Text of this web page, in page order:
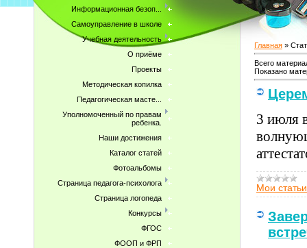
Информационная безоп...
Самоуправление в школе
Учебная деятельность
О приёме
Проекты
Методическая копилка
Педагогическая масте...
Уполномоченный по правам
ребенка.
Наши достижения
Каталог статей
Фотоальбомы
Страница педагога-психолога
Страница логопеда
Конкурсы
ФГОС
ФООП и ФРП
Главная »
Всего
Показано
3 июля
Мои статьи